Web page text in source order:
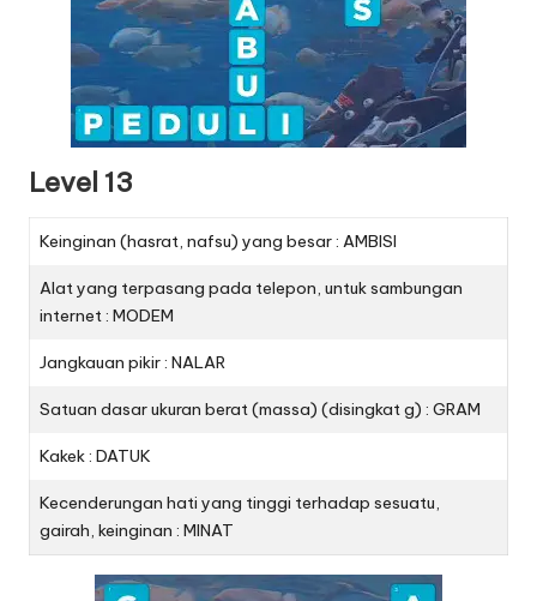
Level 13
Keinginan (hasrat, nafsu) yang besar : AMBISI
Alat yang terpasang pada telepon, untuk sambungan
internet : MODEM
Jangkauan pikir : NALAR
Satuan dasar ukuran berat (massa) (disingkat g) : GRAM
Kakek : DATUK
Kecenderungan hati yang tinggi terhadap sesuatu,
gairah, keinginan : MINAT